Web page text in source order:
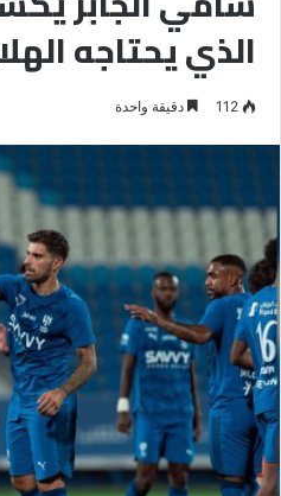
الذي يحتاجه
112 دقيقة واحدة